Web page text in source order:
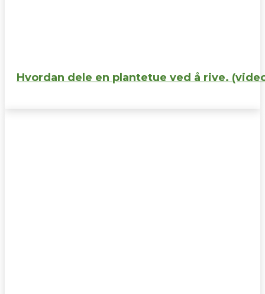
Hvordan dele en plantetue ved å rive.